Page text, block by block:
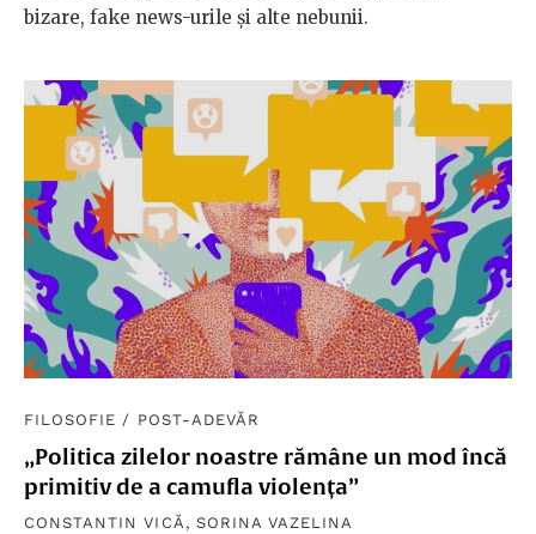
bizare, fake news-urile și alte nebunii.
FILOSOFIE / POST-ADEVĂR
„Politica zilelor noastre rămâne un mod încă
primitiv de a camufla violența”
CONSTANTIN VICĂ , SORINA VAZELINA